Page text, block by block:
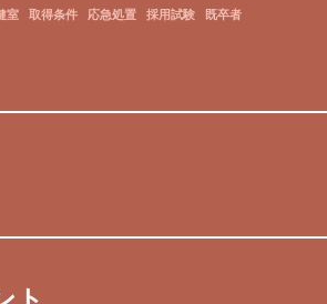
室 取得条件 応急処置 採用試験 既卒者